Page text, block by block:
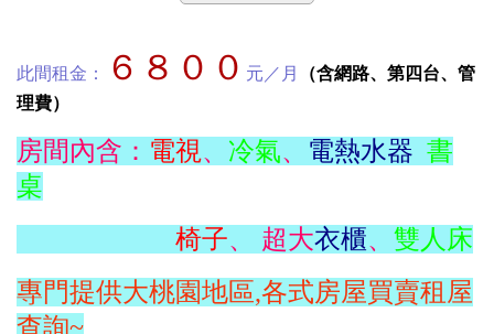
此間租金： ６８００ 元／月
（含網路、第四台、管
理費）
房間內含： 電視、 冷氣、 電熱水器 書
桌
椅子、 超大衣櫃、 雙人床
專門提供大桃園地區,各式房屋買賣租屋
查詢~